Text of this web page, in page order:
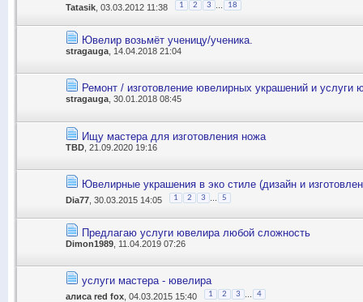
Tatasik , 03.03.2012 11:38 1 2 3 18
Ювелир возьмёт ученицу/ученика.
stragauga , 14.04.2018 21:04
Ремонт / изготовление ювелирных украшений и услуги
stragauga , 30.01.2018 08:45
Ищу мастера для изготовления ножа
TBD , 21.09.2020 19:16
Ювелирные украшения в эко стиле (дизайн и
Dia77 , 30.03.2015 14:05 1 2 3 5
Предлагаю услуги ювелира любой сложность
Dimon1989 , 11.04.2019 07:26
услуги мастера - ювелира
алиса red fox , 04.03.2015 15:40 1 2 3 4